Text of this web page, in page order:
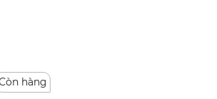
hàng